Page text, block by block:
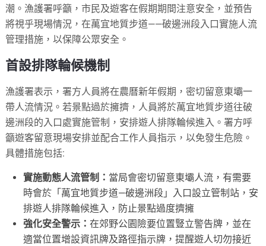
潮。漁護署呼籲，市民及遊客在假期期間注意安全，並預告
將視乎現場情況，在萬宜地質步道——破邊洲段入口實施人流
管理措施，以保障公眾安全。
首設排隊輪候機制
漁護署表示，署方人員將在農曆新年假期，密切留意東壩一
帶人流情況。若景點過於擁擠，人員將於萬宜地質步道往破
邊洲段的入口處實施管制，安排遊人排隊輪候進入。署方呼
籲遊客留意現場安排並配合工作人員指示，以免發生危險。
具體措施包括:
實施動態人流管制： 當局會密切留意東壩人流，有需要
時會於「萬宜地質步道—破邊洲段」入口設立管制站，安
排遊人排隊輪候進入，防止景點過度擠擁
強化安全警示：在郊野公園險要位置豎立警告牌，並在
適當位置增設資訊牌及路徑指示牌，提醒遊人切勿接近